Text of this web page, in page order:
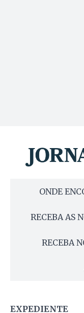
ONDE
RECEBA AS
RECEBA
EXPEDIENTE